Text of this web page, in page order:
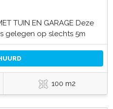
TUIN EN GARAGE Deze
gelegen op slechts 5m
100 m2